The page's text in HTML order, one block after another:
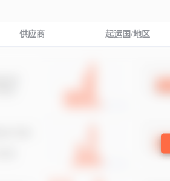
供应商 起运国/地区